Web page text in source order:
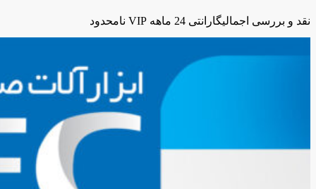
نقد و بررسی اجمالیگارانتی 24 ماهه VIP نامحدود